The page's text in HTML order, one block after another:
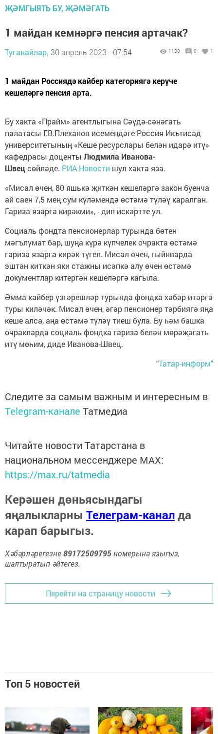
ҖӘМГЫЯТЬ БУ, ҖӘМӘГАТЬ
1 майдан кемнәргә пенсия артачак?
Туганайлар, 30 апрель 2023 - 07:54 1130 0 1
1 майдан Россиядә кайбер категориягә керүче
кешеләргә пенсия арта.
Бу хакта «Прайм» агентлыгына Сәүдә-сәнәгать
палатасы Г.В.Плеханов исемендәге Россия Икътисад
университетының «Кеше ресурслары белән идарә итү»
кафедрасы доценты Людмила Иванова-
Швецсөйләде. РИА Новости шул хакта яза.
«Мисал өчен, 80 яшькә җиткән кешеләргә закон буенча
ай саен 7,5 мең сум күләмендә өстәмә түләү каралган.
Гариза язарга кирәкми», - дип искәртте ул.
Социаль фондта пенсионерлар турында бөтен
мәгълүмат бар, шуңа күрә күпчелек очракта өстәмә
гариза язарга кирәк түгел. Мисал өчен, гыйнварда
эштән киткән яки стажны исәпкә алу өчен өстәмә
документлар китергән кешеләргә кагыла.
Әмма кайбер үзгәрешләр турында фондка хәбәр итәргә
туры киләчәк. Мисал өчен, әгәр пенсионер тәрбиягә яңа
кеше алса, аңа өстәмә түләү тиеш була. Бу һәм башка
очракларда социаль фондка гариза белән мөрәҗәгать
итү мөһим, диде Иванова-Швец.
"Татар-информ"
Следите за самым важным и интересным в
Telegram-канале Татмедиа
Читайте новости Татарстана в
национальном мессенджере MАХ:
https://max.ru/tatmedia
Керәшен дөньясындагы
яңалыкларны Телеграм-каналда
карап барыгыз.
Хәбәрләрегезне89172509795номерына языгыз,
шалтыратып әйтегез.
Перейти на страницу новости
Топ 5 новостей